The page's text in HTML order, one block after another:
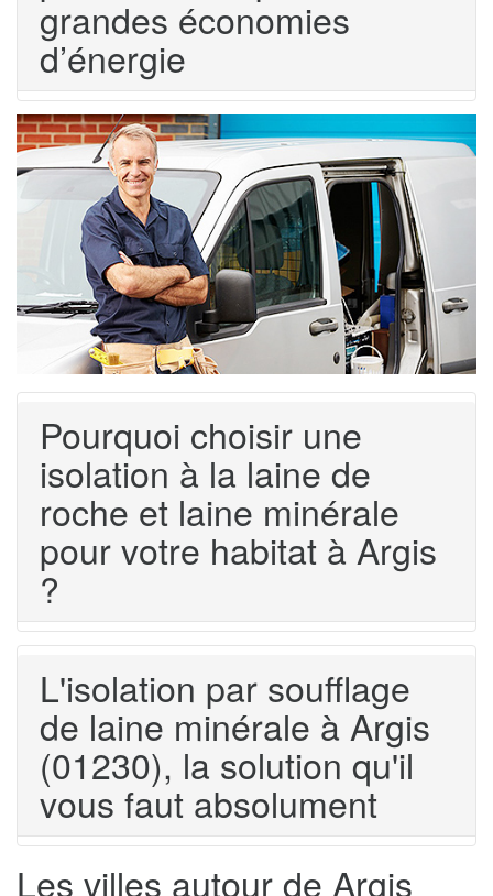
grandes économies
d’énergie
Pourquoi choisir une
isolation à la laine de
roche et laine minérale
pour votre habitat à Argis
?
L'isolation par soufflage
de laine minérale à Argis
(01230), la solution qu'il
vous faut absolument
Les villes autour de Argis